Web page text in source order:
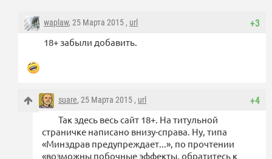
+3
waplaw, 25 Марта 2015 , url
18+ забыли добавить.
+4
suare, 25 Марта 2015 , url
Так здесь весь сайт 18+. На титульной
страничке написано внизу-справа. Ну, типа
«Минздрав предупреждает...», по прочтении
«возможны побочные эффекты, обратитесь к